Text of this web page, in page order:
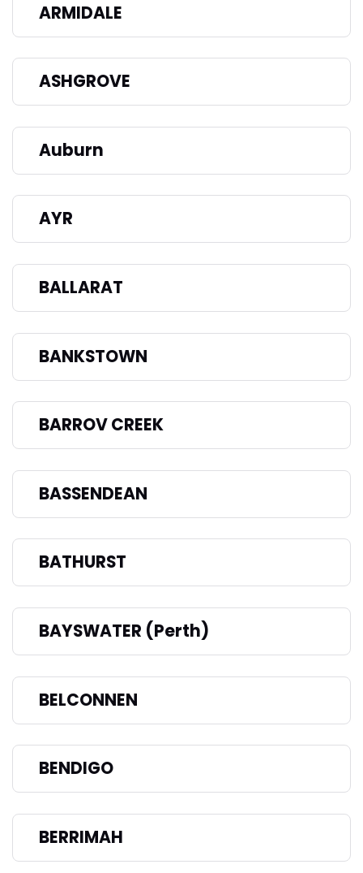
ARMIDALE
ASHGROVE
Auburn
AYR
BALLARAT
BANKSTOWN
BARROV CREEK
BASSENDEAN
BATHURST
BAYSWATER (Perth)
BELCONNEN
BENDIGO
BERRIMAH